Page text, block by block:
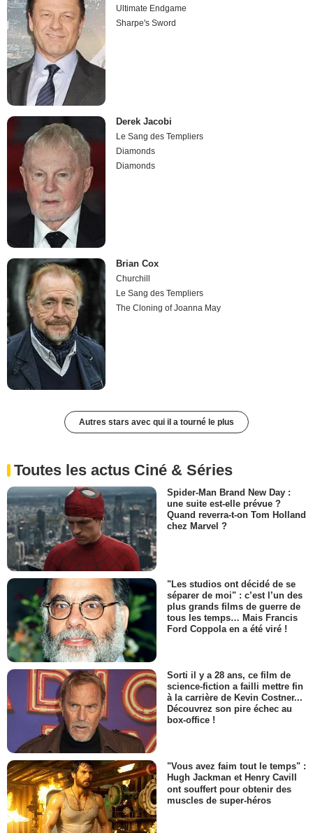
Ultimate Endgame
Sharpe's Sword
Derek Jacobi
Le Sang des Templiers
Diamonds
Diamonds
Brian Cox
Churchill
Le Sang des Templiers
The Cloning of Joanna May
Autres stars avec qui il a tourné le plus
Toutes les actus Ciné & Séries
Spider-Man Brand New Day :
une suite est-elle prévue ?
Quand reverra-t-on Tom Holland
chez Marvel ?
"Les studios ont décidé de se
séparer de moi" : c’est l’un des
plus grands films de guerre de
tous les temps… Mais Francis
Ford Coppola en a été viré !
Sorti il y a 28 ans, ce film de
science-fiction a failli mettre fin
à la carrière de Kevin Costner...
Découvrez son pire échec au
box-office !
"Vous avez faim tout le temps" :
Hugh Jackman et Henry Cavill
ont souffert pour obtenir des
muscles de super-héros